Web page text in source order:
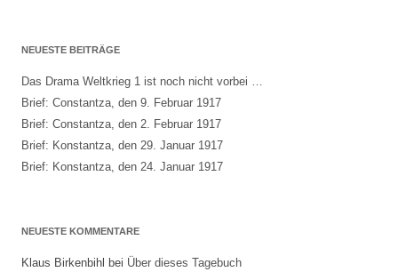
NEUESTE BEITRÄGE
Das Drama Weltkrieg 1 ist noch nicht vorbei …
Brief: Constantza, den 9. Februar 1917
Brief: Constantza, den 2. Februar 1917
Brief: Konstantza, den 29. Januar 1917
Brief: Konstantza, den 24. Januar 1917
NEUESTE KOMMENTARE
Klaus Birkenbihl bei Über dieses Tagebuch